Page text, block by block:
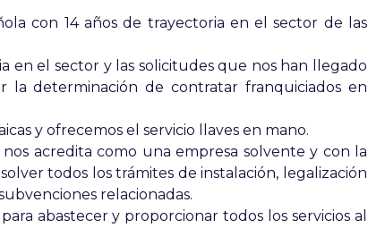
con 14 años de trayectoria en el sector de las
en el sector y las solicitudes que nos han llegado
la determinación de contratar franquiciados en
y ofrecemos el servicio llaves en mano.
acredita como una empresa solvente y con la
todos los trámites de instalación, legalización
relacionadas.
abastecer y proporcionar todos los servicios al